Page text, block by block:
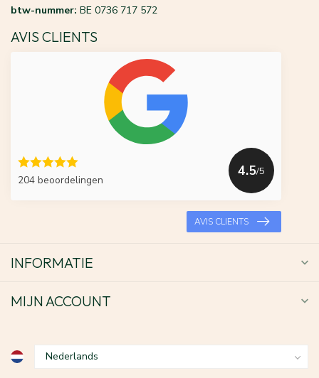
btw-nummer: BE 0736 717 572
AVIS CLIENTS
204 beoordelingen
4.5/5
AVIS CLIENTS
INFORMATIE
MIJN ACCOUNT